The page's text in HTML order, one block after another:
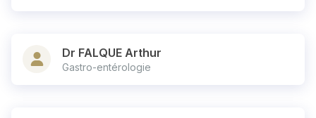
Dr FALQUE Arthur
Gastro-entérologie